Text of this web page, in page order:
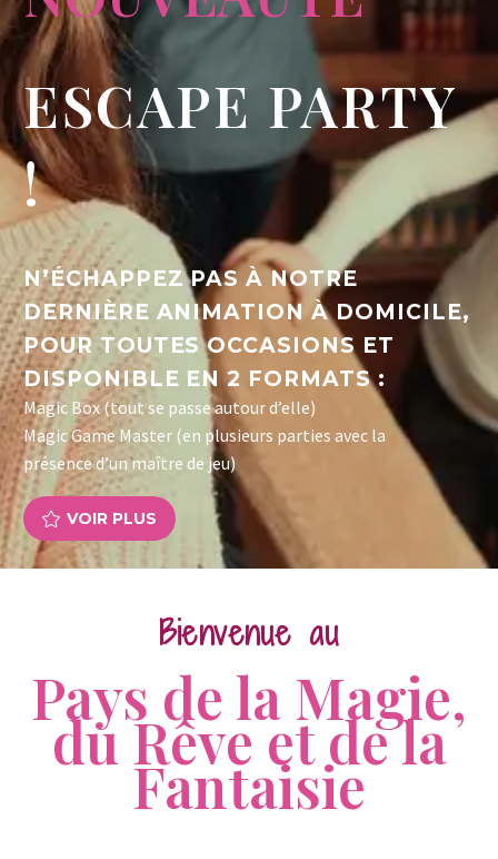
ESCAPE PARTY
!
N’ÉCHAPPEZ PAS À NOTRE
DERNIÈRE ANIMATION À DOMICILE,
POUR TOUTES OCCASIONS ET
DISPONIBLE EN 2 FORMATS :
Magic Box (tout se passe autour d’elle)
Magic Game Master (en plusieurs parties avec la
présence d’un maître de jeu)
 VOIR PLUS
Bienvenue au
Pays de la Magie,
du Rêve et de la
Fantaisie